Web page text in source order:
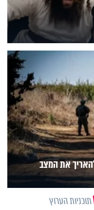
את המצב
תוכניות הערוץ